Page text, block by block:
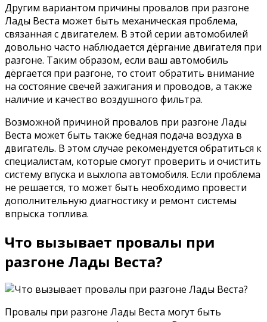
Другим вариантом причины провалов при разгоне
Лады Веста может быть механическая проблема,
связанная с двигателем. В этой серии автомобилей
довольно часто наблюдается дёргание двигателя при
разгоне. Таким образом, если ваш автомобиль
дёргается при разгоне, то стоит обратить внимание
на состояние свечей зажигания и проводов, а также
наличие и качество воздушного фильтра.
Возможной причиной провалов при разгоне Лады
Веста может быть также бедная подача воздуха в
двигатель. В этом случае рекомендуется обратиться к
специалистам, которые смогут проверить и очистить
систему впуска и выхлопа автомобиля. Если проблема
не решается, то может быть необходимо провести
дополнительную диагностику и ремонт системы
впрыска топлива.
Что вызывает провалы при
разгоне Лады Веста?
Провалы при разгоне Лады Веста могут быть